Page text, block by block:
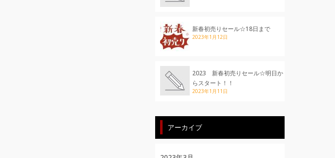
新春初売りセール☆18日まで
2023年1月12日
2023 新春初売りセール☆明日か
らスタート！！
2023年1月11日
アーカイブ